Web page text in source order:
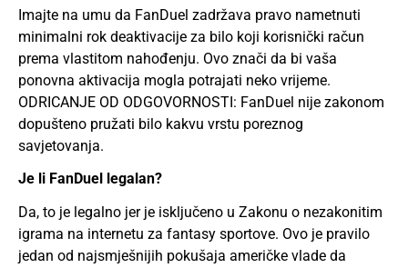
Imajte na umu da FanDuel zadržava pravo nametnuti
minimalni rok deaktivacije za bilo koji korisnički račun
prema vlastitom nahođenju. Ovo znači da bi vaša
ponovna aktivacija mogla potrajati neko vrijeme.
ODRICANJE OD ODGOVORNOSTI: FanDuel nije zakonom
dopušteno pružati bilo kakvu vrstu poreznog
savjetovanja.
Je li FanDuel legalan?
Da, to je legalno jer je isključeno u Zakonu o nezakonitim
igrama na internetu za fantasy sportove. Ovo je pravilo
jedan od najsmješnijih pokušaja američke vlade da